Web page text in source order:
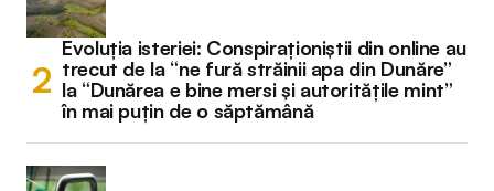
Evoluția isteriei: Conspiraționiștii din online au
trecut de la “ne fură străinii apa din Dunăre”
la “Dunărea e bine mersi și autoritățile mint”
în mai puțin de o săptămână